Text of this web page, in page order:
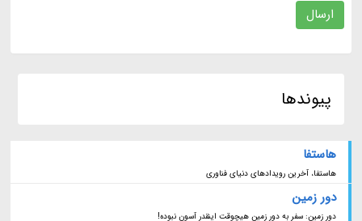
ارسال
پیوندها
هاستفا
هاستفا، آخرین رویدادهای دنیای فناوری
دور زمین
دور زمین: سفر به دور زمین هیچوقت اینقدر آسون نبوده!